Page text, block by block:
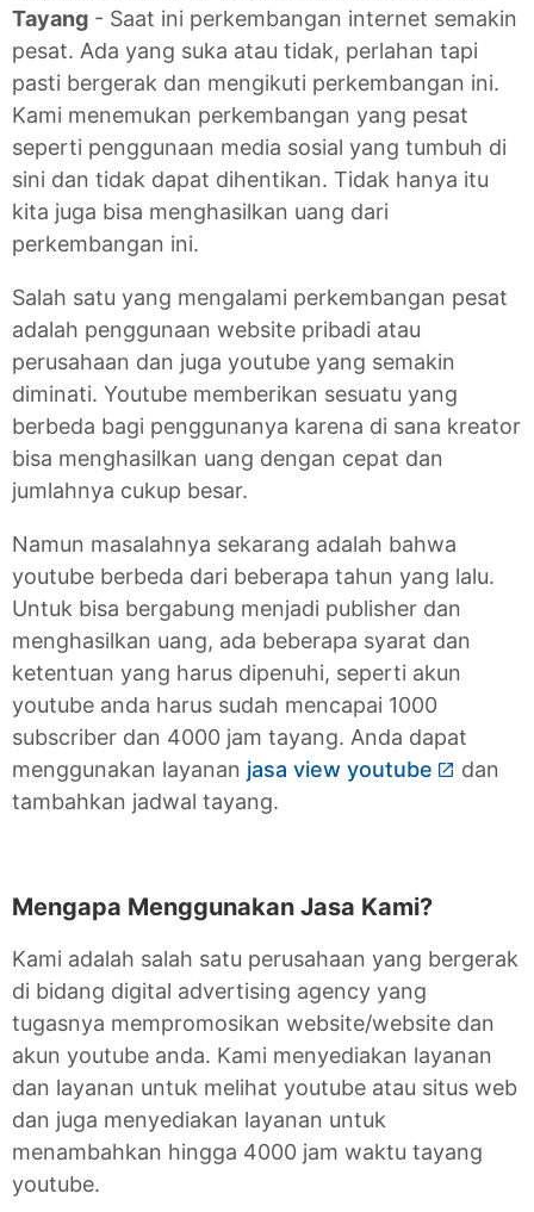
Tayang - Saat ini perkembangan internet semakin
pesat. Ada yang suka atau tidak, perlahan tapi
pasti bergerak dan mengikuti perkembangan ini.
Kami menemukan perkembangan yang pesat
seperti penggunaan media sosial yang tumbuh di
sini dan tidak dapat dihentikan. Tidak hanya itu
kita juga bisa menghasilkan uang dari
perkembangan ini.
Salah satu yang mengalami perkembangan pesat
adalah penggunaan website pribadi atau
perusahaan dan juga youtube yang semakin
diminati. Youtube memberikan sesuatu yang
berbeda bagi penggunanya karena di sana kreator
bisa menghasilkan uang dengan cepat dan
jumlahnya cukup besar.
Namun masalahnya sekarang adalah bahwa
youtube berbeda dari beberapa tahun yang lalu.
Untuk bisa bergabung menjadi publisher dan
menghasilkan uang, ada beberapa syarat dan
ketentuan yang harus dipenuhi, seperti akun
youtube anda harus sudah mencapai 1000
subscriber dan 4000 jam tayang. Anda dapat
menggunakan layanan jasa view youtube
dan
tambahkan jadwal tayang.
Mengapa Menggunakan Jasa Kami?
Kami adalah salah satu perusahaan yang bergerak
di bidang digital advertising agency yang
tugasnya mempromosikan website/website dan
akun youtube anda. Kami menyediakan layanan
dan layanan untuk melihat youtube atau situs web
dan juga menyediakan layanan untuk
menambahkan hingga 4000 jam waktu tayang
youtube.